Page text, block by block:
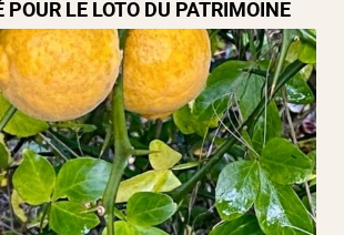
POUR LE LOTO DU PATRIMOINE